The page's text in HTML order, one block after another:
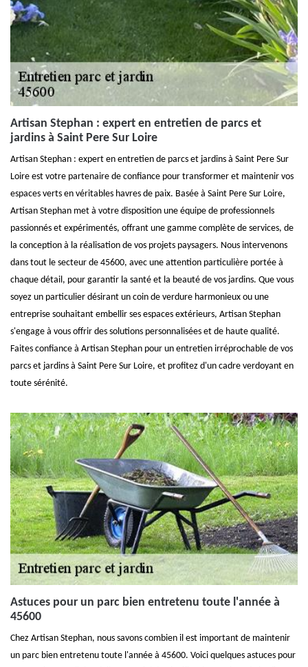
Artisan Stephan : expert en entretien de parcs et
jardins à Saint Pere Sur Loire
Artisan Stephan : expert en entretien de parcs et jardins à Saint Pere Sur
Loire est votre partenaire de confiance pour transformer et maintenir vos
espaces verts en véritables havres de paix. Basée à Saint Pere Sur Loire,
Artisan Stephan met à votre disposition une équipe de professionnels
passionnés et expérimentés, offrant une gamme complète de services, de
la conception à la réalisation de vos projets paysagers. Nous intervenons
dans tout le secteur de 45600, avec une attention particulière portée à
chaque détail, pour garantir la santé et la beauté de vos jardins. Que vous
soyez un particulier désirant un coin de verdure harmonieux ou une
entreprise souhaitant embellir ses espaces extérieurs, Artisan Stephan
s'engage à vous offrir des solutions personnalisées et de haute qualité.
Faites confiance à Artisan Stephan pour un entretien irréprochable de vos
parcs et jardins à Saint Pere Sur Loire, et profitez d'un cadre verdoyant en
toute sérénité.
Astuces pour un parc bien entretenu toute l'année à
45600
Chez Artisan Stephan, nous savons combien il est important de maintenir
un parc bien entretenu toute l'année à 45600. Voici quelques astuces pour